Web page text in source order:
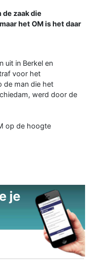
de zaak die
het OM is het daar
uit in Berkel en
voor het
de man die het
werd door de
op de hoogte
je